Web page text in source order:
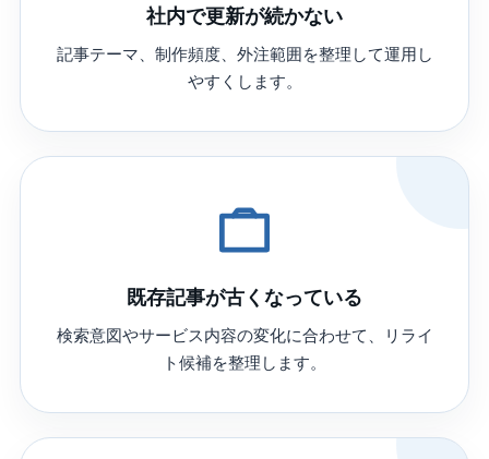
社内で更新が続かない
記事テーマ、制作頻度、外注範囲を整理して運用し
やすくします。
既存記事が古くなっている
検索意図やサービス内容の変化に合わせて、リライ
ト候補を整理します。